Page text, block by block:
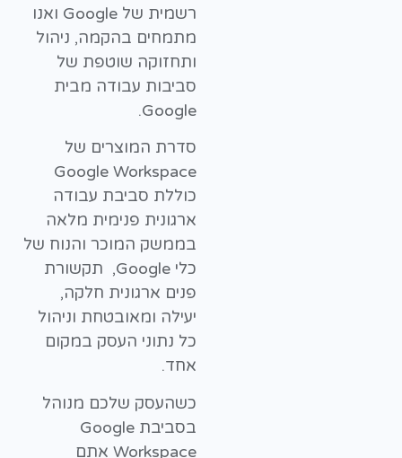
רשמית של Google ואנו
מתמחים בהקמה, ניהול
ותחזוקה שוטפת של
סביבות עבודה מבית
Google.
סדרת המוצרים של
Google Workspace
כוללת סביבת עבודה
ארגונית פנימית מלאה
בממשק המוכר והנוח של
כלי Google, תקשורת
פנים ארגונית חלקה,
יעילה ומאובטחת וניהול
כל נתוני העסק במקום
אחד.
כשהעסק שלכם מנוהל
בסביבת Google
Workspace אתם